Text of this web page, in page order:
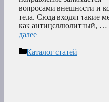
вопросами внешности и
тела. Сюда входят такие
как антицеллюлитный, …
далее
Рубрики
Каталог статей